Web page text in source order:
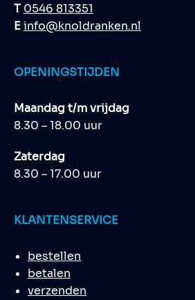
T 0546 813351
Einfo@knoldranken.nl
OPENINGSTIJDEN
Maandag t/m vrijdag
8.30 – 18.00 uur
Zaterdag
8.30 – 17.00 uur
KLANTENSERVICE
bestellen
betalen
verzenden